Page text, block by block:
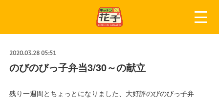
2020.03.28 05:51
のびのびっ子弁当3/30～の献立
残り一週間とちょっとになりました、大好評のびのびっ子弁